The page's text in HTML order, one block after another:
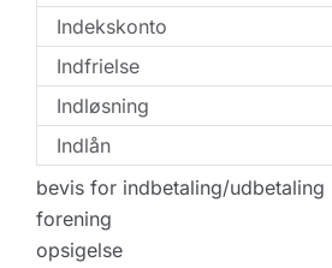
Indekskonto
Indfrielse
Indløsning
Indlån
bevis for indbetaling/udbetaling
forening
opsigelse